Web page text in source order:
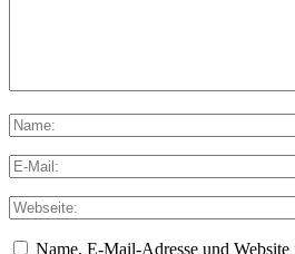
Name, E-Mail-Adresse und